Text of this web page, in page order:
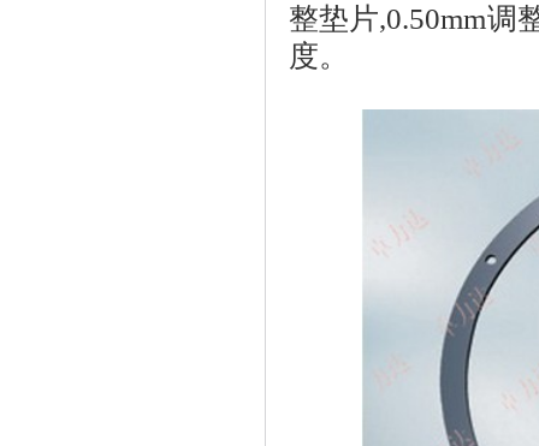
整垫片,0.50mm调
度。